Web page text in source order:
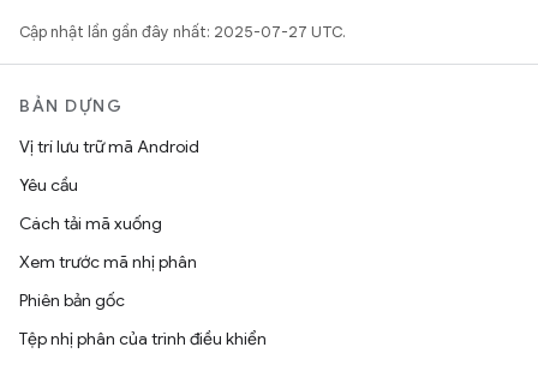
Cập nhật lần gần đây nhất: 2025-07-27 UTC.
BẢN DỰNG
Vị trí lưu trữ mã Android
Yêu cầu
Cách tải mã xuống
Xem trước mã nhị phân
Phiên bản gốc
Tệp nhị phân của trình điều khiển